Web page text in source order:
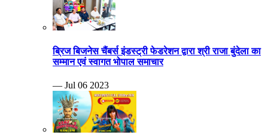
ब्रिज बिजनेस चैंबर्स इंडस्ट्री फेडरेशन द्वारा श्री राजा बुंदेला का
सम्मान एवं स्वागत भोपाल समाचार
— Jul 06 2023